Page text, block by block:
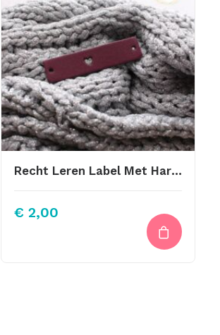
Recht Leren Label Met Hartje Bordeaux
€ 2,00